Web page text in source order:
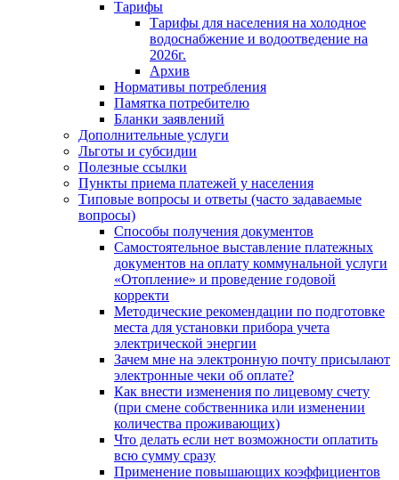
Тарифы
Тарифы для населения на холодное
водоснабжение и водоотведение на
2026г.
Архив
Нормативы потребления
Памятка потребителю
Бланки заявлений
Дополнительные услуги
Льготы и субсидии
Полезные ссылки
Пункты приема платежей у населения
Типовые вопросы и ответы (часто задаваемые
вопросы)
Способы получения документов
Самостоятельное выставление платежных
документов на оплату коммунальной услуги
«Отопление» и проведение годовой
корректи
Методические рекомендации по подготовке
места для установки прибора учета
электрической энергии
Зачем мне на электронную почту присылают
электронные чеки об оплате?
Как внести изменения по лицевому счету
(при смене собственника или изменении
количества проживающих)
Что делать если нет возможности оплатить
всю сумму сразу
Применение повышающих коэффициентов